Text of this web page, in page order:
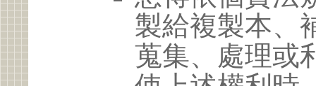
製給複製本、
蒐集、處理或